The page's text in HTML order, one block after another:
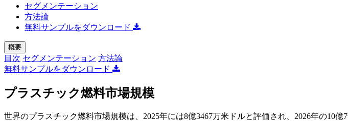
セグメンテーション
方法論
無料サンプルをダウンロード
概要
目次 セグメンテーション 方法論
無料サンプルをダウンロード
プラスチック燃料市場規模
世界のプラスチック燃料市場規模は、2025年には8億3467万米ドルと評価され、2026年の10億